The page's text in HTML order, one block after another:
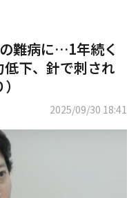
難病に…1年続く
下、針で刺され
2025/09/30 18:41